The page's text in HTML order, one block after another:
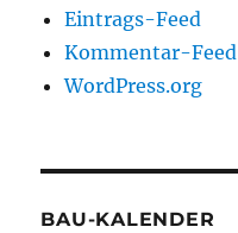
Eintrags-Feed
Kommentar-Feed
WordPress.org
BAU-KALENDER